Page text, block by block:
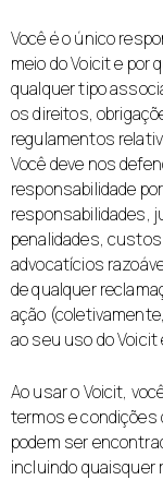
Você é o único
meio do Voicit e por
qualquer tipo
os direitos,
regulamentos
Você deve nos
responsabilidade
responsabilidades,
penalidades,
advocatícios
de qualquer
ação
ao seu uso do Voicit
Ao usar o Voicit,
termos e condições
podem ser
incluindo